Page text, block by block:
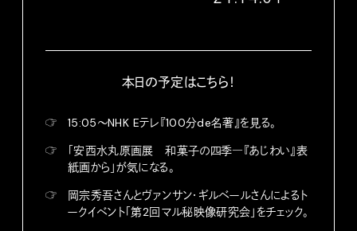
本日の予定はこちら！
☞
15:05〜NHK Eテレ『100分de名著』を見る。
☞
「安西水丸原画展 和菓子の四季―『あじわい』表
紙画から」が気になる。
☞
岡宗秀吾さんとヴァンサン・ギルベールさんによるト
ークイベント「第2回マル秘映像研究会」をチェック。